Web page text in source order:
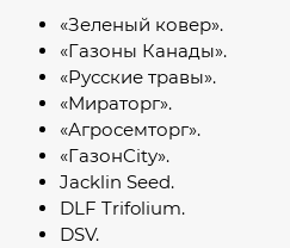
«Зеленый ковер».
«Газоны Канады».
«Русские травы».
«Мираторг».
«Агросемторг».
«ГазонCity».
Jacklin Seed.
DLF Trifolium.
DSV.